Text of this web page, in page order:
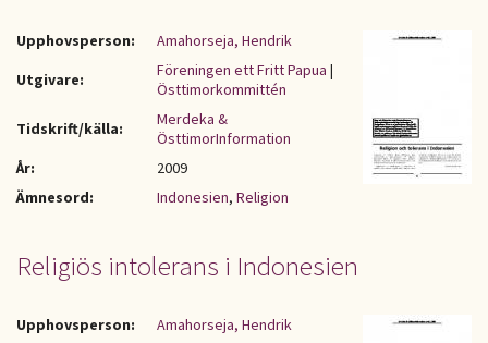
Upphovsperson:
Amahorseja, Hendrik
Utgivare:
Föreningen ett Fritt Papua |
Östtimorkommittén
Tidskrift/källa:
Merdeka &
ÖsttimorInformation
År:
2009
Ämnesord:
Indonesien, Religion
Religiös intolerans i Indonesien
Upphovsperson: Amahorseja, Hendrik